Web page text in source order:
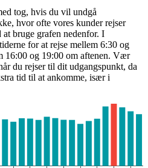
tog, hvis du vil undgå
hvor ofte vores kunder rejser
bruge grafen nedenfor. I
for at rejse mellem 6:30 og
16:00 og 19:00 om aftenen. Vær
du rejser til dit udgangspunkt, da
tid til at ankomme, især i